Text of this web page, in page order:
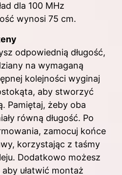
dla 100 MHz
wynosi 75 cm.
odpowiednią długość,
na wymaganą
kolejności wyginaj
aby stworzyć
Pamiętaj, żeby oba
równą długość. Po
zamocuj końce
korzystając z taśmy
Dodatkowo możesz
ułatwić montaż